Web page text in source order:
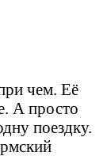
чем. Её
А просто
поездку.